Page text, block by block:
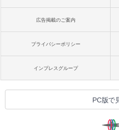
広告掲載のご案内
プライバシーポリシー
インプレスグループ
PC版で